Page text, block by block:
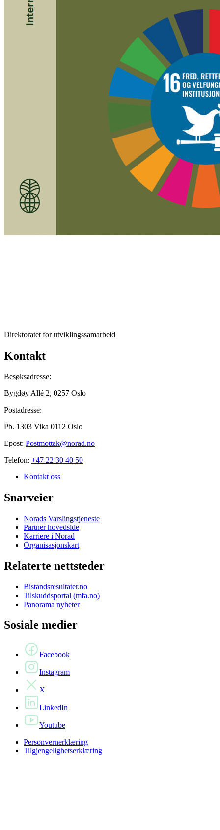
Direktoratet for utviklingssamarbeid
Kontakt
Besøksadresse:
Bygdøy Allé 2, 0257 Oslo
Postadresse:
Pb. 1303 Vika 0112 Oslo
Epost: Postmottak@norad.no
Telefon: +47 22 30 40 50
Kontakt oss
Snarveier
Norads Varslingstjeneste
Partner hovedside
Karriere i Norad
Organisasjonskart
Relaterte nettsteder
Bistandsresultater.no
Tilskuddsportal (mfa.no)
Panorama nyheter
Sosiale medier
Facebook
Instagram
X
LinkedIn
Youtube
Personvernerklæring
Tilgjengelighetserklæring